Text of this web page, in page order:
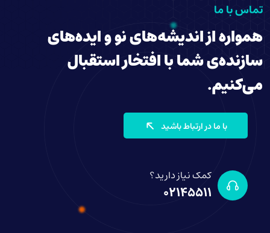
تماس با ما
همواره از اندیشه‌های نو و ایده‌های
سازنده‌ی شما با افتخار استقبال
می‌کنیم.
با ما در ارتباط باشید
کمک نیاز دارید؟
02145511